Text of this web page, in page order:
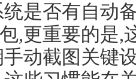
是否有自动
,更重要的是,
动截图关键